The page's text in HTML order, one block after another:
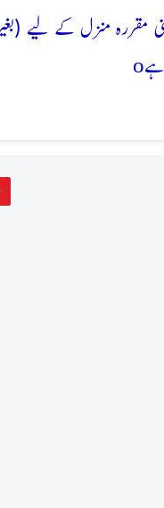
اپنی مقررہ منزل کے
ہےo